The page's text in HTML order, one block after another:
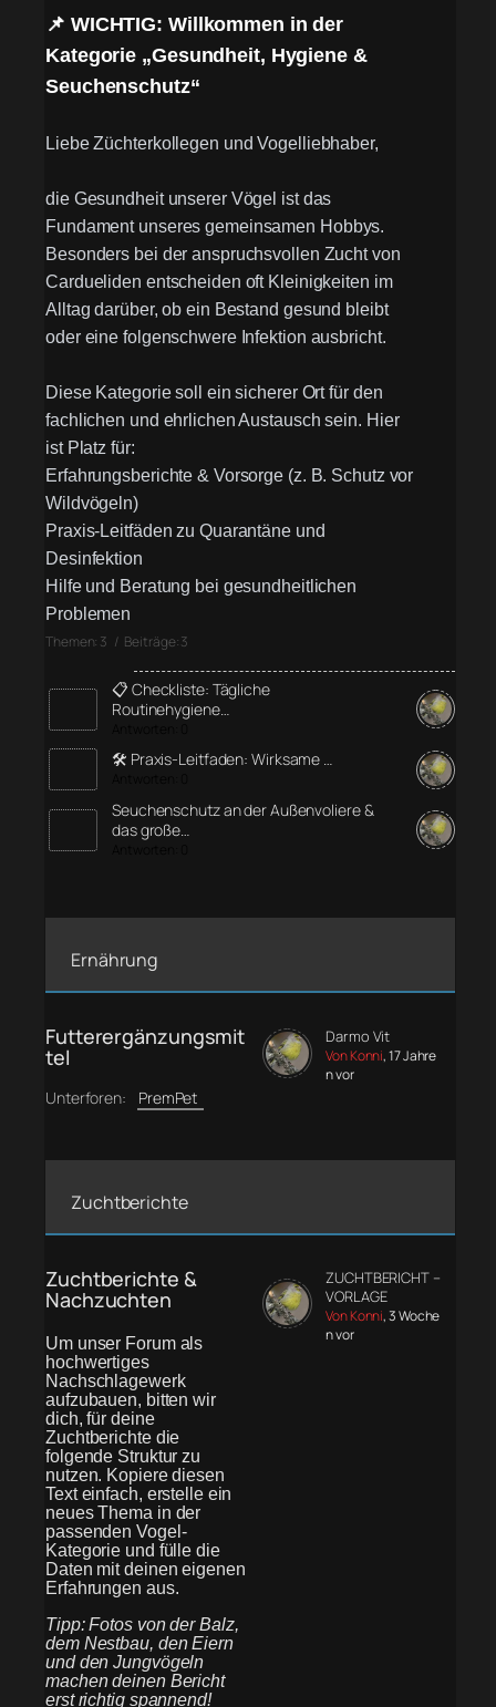
📌 WICHTIG: Willkommen in der
Kategorie „Gesundheit, Hygiene &
Seuchenschutz“
Liebe Züchterkollegen und Vogelliebhaber,
die Gesundheit unserer Vögel ist das
Fundament unseres gemeinsamen Hobbys.
Besonders bei der anspruchsvollen Zucht von
Cardueliden entscheiden oft Kleinigkeiten im
Alltag darüber, ob ein Bestand gesund bleibt
oder eine folgenschwere Infektion ausbricht.
Diese Kategorie soll ein sicherer Ort für den
fachlichen und ehrlichen Austausch sein. Hier
ist Platz für:
Erfahrungsberichte & Vorsorge (z. B. Schutz vor
Wildvögeln)
Praxis-Leitfäden zu Quarantäne und
Desinfektion
Hilfe und Beratung bei gesundheitlichen
Problemen
Themen: 3 / Beiträge: 3
📋 Checkliste: Tägliche
Routinehygiene…
🛠️ Praxis-Leitfaden: Wirksame …
Seuchenschutz an der Außenvoliere &
das große…
Ernährung
Futterergänzungsmit
tel
Unterforen: PremPet
Darmo Vit
Von Konni, 17 Jahre
n vor
Zuchtberichte
Zuchtberichte &
Nachzuchten
Um unser Forum als
hochwertiges
Nachschlagewerk
aufzubauen, bitten wir
dich, für deine
Zuchtberichte die
folgende Struktur zu
nutzen. Kopiere diesen
Text einfach, erstelle ein
neues Thema in der
passenden Vogel-
Kategorie und fülle die
Daten mit deinen eigenen
Erfahrungen aus.
Tipp: Fotos von der Balz,
dem Nestbau, den Eiern
und den Jungvögeln
machen deinen Bericht
erst richtig spannend!
ZUCHTBERICHT –
VORLAGE
Von Konni, 3 Woche
n vor